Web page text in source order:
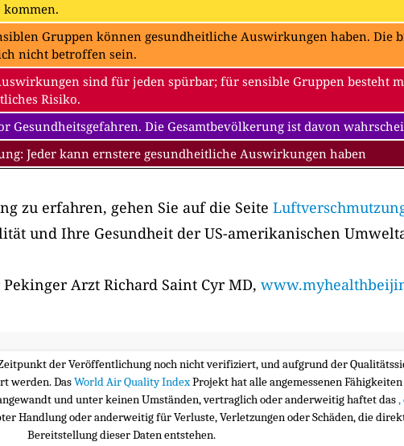
Gruppen können gesundheitliche Auswirkungen haben. Die
nicht betroffen sein.
sind für jeden spürbar; für sensible Gruppen besteht
Risiko.
Gesundheitsgefahren. Die Gesamtbevölkerung ist davon
Jeder kann ernstere gesundheitliche Auswirkungen haben
zu erfahren, gehen Sie auf die Seite
und Ihre Gesundheit der US-amerikanischen
Arzt Richard Saint Cyr MD,
der Veröffentlichung noch nicht verifiziert, und aufgrund der
werden. DasWorld Air Quality IndexProjekt hat alle angemessenen
und unter keinen Umständen, vertraglich oder anderweitig haftet das,
Handlung oder anderweitig für Verluste, Verletzungen oder Schäden, die
Bereitstellung dieser Daten entstehen.